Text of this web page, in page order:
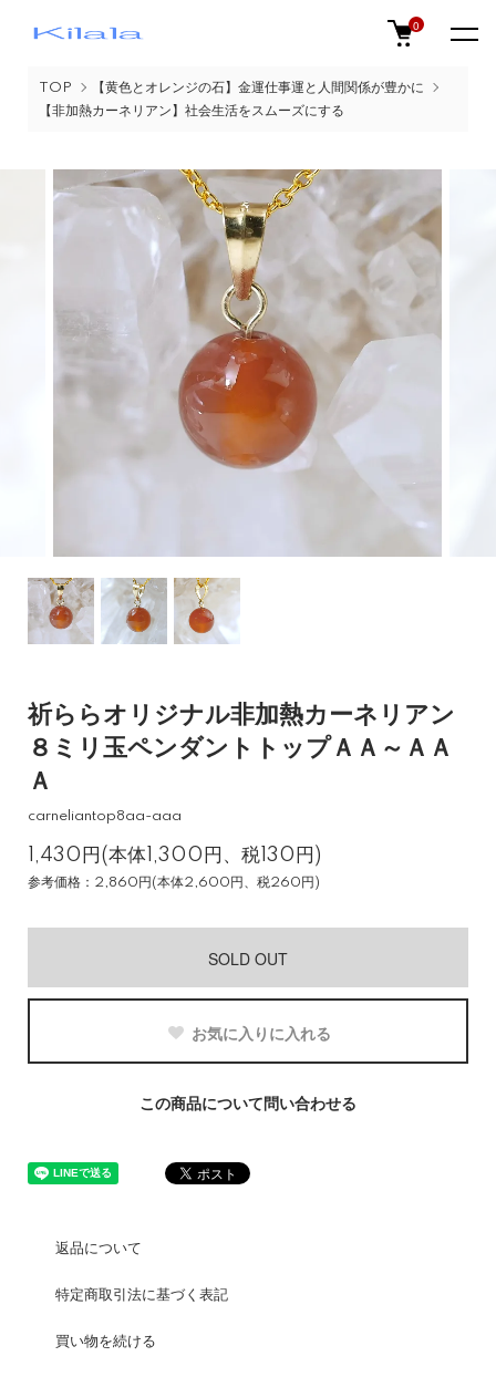
0
TOP
【黄色とオレンジの石】金運仕事運と人間関係が豊かに
【非加熱カーネリアン】社会生活をスムーズにする
祈ららオリジナル非加熱カーネリアン
８ミリ玉ペンダントトップＡＡ～ＡＡ
Ａ
carneliantop8aa-aaa
1,430円(本体1,300円、税130円)
参考価格：2,860円(本体2,600円、税260円)
SOLD OUT
お気に入りに入れる
この商品について問い合わせる
返品について
特定商取引法に基づく表記
買い物を続ける